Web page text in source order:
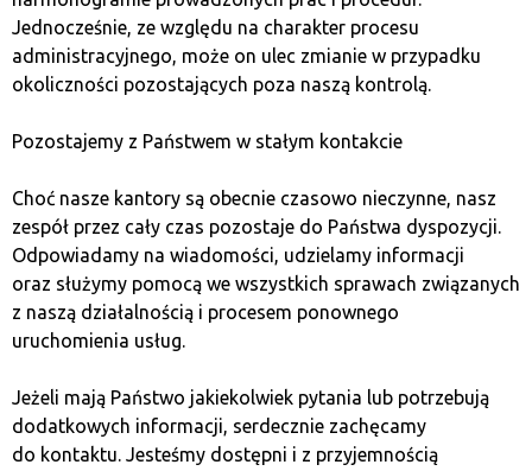
Ryzyka związane ze stakingiem
Mimo licznych korzyści staking nie jest pozbawiony
nałożenia kar (slashing) na walidatorów, którzy nie
nieprawidłowości. W rezultacie delegujący mogą stracić
część zainwestowanych tokenów.
Dodatkowym ryzykiem jest zmienność cenowa
kryptowalut. Nawet jeśli użytkownik otrzymuje nagrody,
gwałtowne spadki wartości mogą wpłynąć na
Niektóre projekty wymagają długiego okresu blokady
środków, co oznacza, że w razie nagłej potrzeby nie
Jednocześnie, ze względu na charakter procesu
administracyjnego, może on ulec zmianie w przypadku
okoliczności pozostających poza naszą kontrolą.
Pozostajemy z Państwem w stałym kontakcie
Choć nasze kantory są obecnie czasowo nieczynne, nasz
zespół przez cały czas pozostaje do Państwa dyspozycji.
Odpowiadamy na wiadomości, udzielamy informacji
oraz służymy pomocą we wszystkich sprawach związanych
z naszą działalnością i procesem ponownego
uruchomienia usług.
Jeżeli mają Państwo jakiekolwiek pytania lub potrzebują
dodatkowych informacji, serdecznie zachęcamy
do kontaktu. Jesteśmy dostępni i z przyjemnością